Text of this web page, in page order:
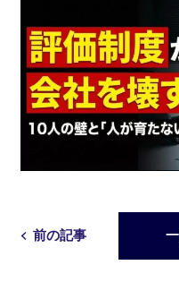
前の記事